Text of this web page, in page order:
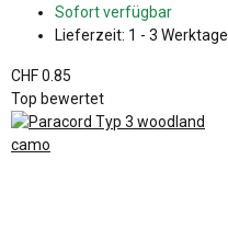
Sofort verfügbar
Lieferzeit: 1 - 3 Werktage
CHF 0.85
Top bewertet